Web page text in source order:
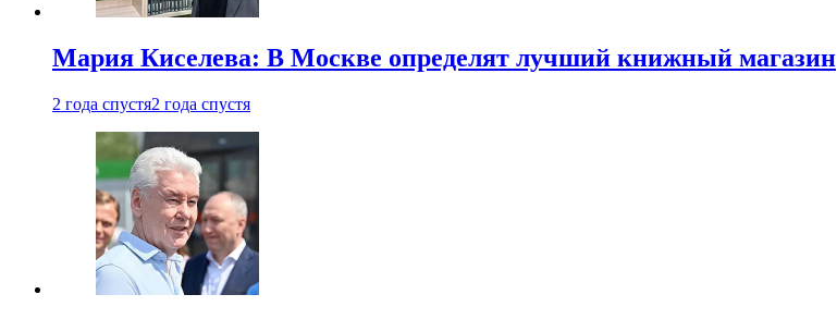
Мария Киселева: В Москве определят лучший книжный магазин
2 года спустя2 года спустя